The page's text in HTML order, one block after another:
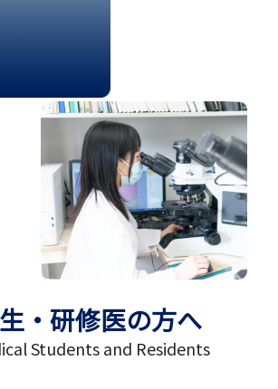
・研修医の方へ
Students and Residents